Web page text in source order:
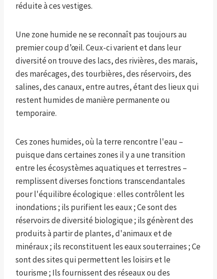
réduite à ces vestiges.
Une zone humide ne se reconnaît pas toujours au
premier coup d’œil. Ceux-ci varient et dans leur
diversité on trouve des lacs, des rivières, des marais,
des marécages, des tourbières, des réservoirs, des
salines, des canaux, entre autres, étant des lieux qui
restent humides de manière permanente ou
temporaire.
Ces zones humides, où la terre rencontre l'eau –
puisque dans certaines zones il y a une transition
entre les écosystèmes aquatiques et terrestres –
remplissent diverses fonctions transcendantales
pour l'équilibre écologique : elles contrôlent les
inondations ; ils purifient les eaux ; Ce sont des
réservoirs de diversité biologique ; ils génèrent des
produits à partir de plantes, d'animaux et de
minéraux ; ils reconstituent les eaux souterraines ; Ce
sont des sites qui permettent les loisirs et le
tourisme ; Ils fournissent des réseaux ou des